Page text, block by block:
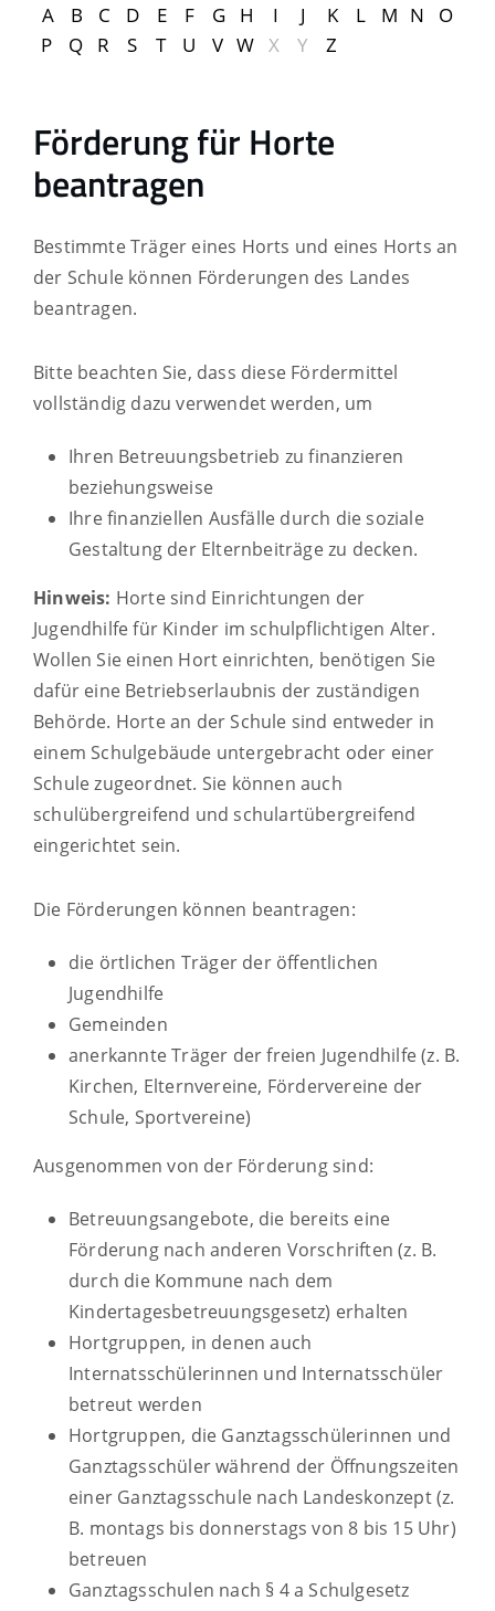
A B C D E F G H I J K L M N
O
P
Q R S T U V W X Y Z
Förderung für Horte
beantragen
Bestimmte Träger eines Horts und eines Horts an
der Schule können Förderungen des Landes
beantragen.
Bitte beachten Sie, dass diese Fördermittel
vollständig dazu verwendet werden, um
Ihren Betreuungsbetrieb zu finanzieren
beziehungsweise
Ihre finanziellen Ausfälle durch die soziale
Gestaltung der Elternbeiträge zu decken.
Hinweis: Horte sind Einrichtungen der
Jugendhilfe für Kinder im schulpflichtigen Alter.
Wollen Sie einen Hort einrichten, benötigen Sie
dafür eine Betriebserlaubnis der zuständigen
Behörde. Horte an der Schule sind entweder in
einem Schulgebäude untergebracht oder einer
Schule zugeordnet. Sie können auch
schulübergreifend und schulartübergreifend
eingerichtet sein.
Die Förderungen können beantragen:
die örtlichen Träger der öffentlichen
Jugendhilfe
Gemeinden
anerkannte Träger der freien Jugendhilfe (z. B.
Kirchen, Elternvereine, Fördervereine der
Schule, Sportvereine)
Ausgenommen von der Förderung sind:
Betreuungsangebote, die bereits eine
Förderung nach anderen Vorschriften (z. B.
durch die Kommune nach dem
Kindertagesbetreuungsgesetz) erhalten
Hortgruppen, in denen auch
Internatsschülerinnen und Internatsschüler
betreut werden
Hortgruppen, die Ganztagsschülerinnen und
Ganztagsschüler während der Öffnungszeiten
einer Ganztagsschule nach Landeskonzept (z.
B. montags bis donnerstags von 8 bis 15 Uhr)
betreuen
Ganztagsschulen nach § 4 a Schulgesetz